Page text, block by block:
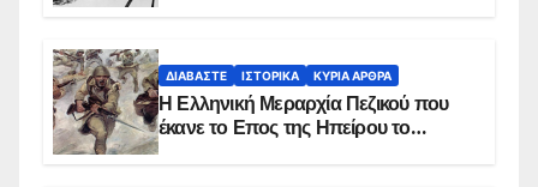
ΔΙΑΒΆΣΤΕ ΙΣΤΟΡΙΚΆ ΚΥΡΙΑ ΑΡΘΡΑ
Η Ελληνική Μεραρχία Πεζικού που
έκανε το Επος της Ηπείρου το